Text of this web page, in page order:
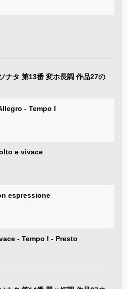
ナタ 第13番 変ホ長調 作品27の
- Tempo I
e vivace
espressione
- Tempo I - Presto